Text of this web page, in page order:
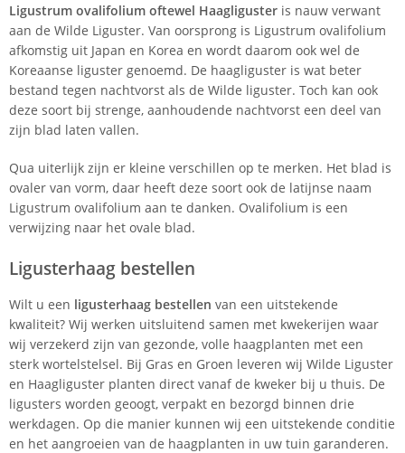
Ligustrum ovalifolium oftewel Haagliguster is nauw verwant
aan de Wilde Liguster. Van oorsprong is Ligustrum ovalifolium
afkomstig uit Japan en Korea en wordt daarom ook wel de
Koreaanse liguster genoemd. De haagliguster is wat beter
bestand tegen nachtvorst als de Wilde liguster. Toch kan ook
deze soort bij strenge, aanhoudende nachtvorst een deel van
zijn blad laten vallen.
Qua uiterlijk zijn er kleine verschillen op te merken. Het blad is
ovaler van vorm, daar heeft deze soort ook de latijnse naam
Ligustrum ovalifolium aan te danken. Ovalifolium is een
verwijzing naar het ovale blad.
Ligusterhaag bestellen
Wilt u een ligusterhaag bestellen van een uitstekende
kwaliteit? Wij werken uitsluitend samen met kwekerijen waar
wij verzekerd zijn van gezonde, volle haagplanten met een
sterk wortelstelsel. Bij Gras en Groen leveren wij Wilde Liguster
en Haagliguster planten direct vanaf de kweker bij u thuis. De
ligusters worden geoogt, verpakt en bezorgd binnen drie
werkdagen. Op die manier kunnen wij een uitstekende conditie
en het aangroeien van de haagplanten in uw tuin garanderen.